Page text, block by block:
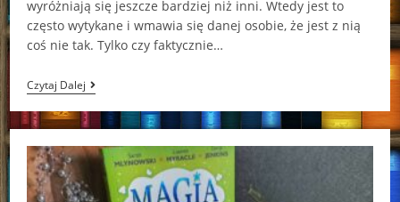
wyróżniają się jeszcze bardziej niż inni. Wtedy jest to
często wytykane i wmawia się danej osobie, że jest z nią
coś nie tak. Tylko czy faktycznie…
Czytaj DalejNa
Pokaz
Emily
Jenkins,
Mlynowski,
Lauren
Myracle